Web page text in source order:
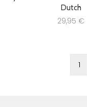
Dutch
29,95 €
1